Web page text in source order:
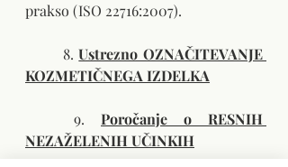
prakso (ISO 22716:2007).
	8.
Ustrezno OZNAČITEVANJE
KOZMETIČNEGA IZDELKA
	9.
Poročanje o RESNIH
NEZAŽELENIH UČINKIH